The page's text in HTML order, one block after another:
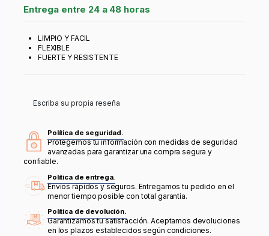
Entrega entre 24 a 48 horas
LIMPIO Y FACIL
FLEXIBLE
FUERTE Y RESISTENTE
Escriba su propia reseña
Política de seguridad.
Protegemos tu información con medidas de seguridad
avanzadas para garantizar una compra segura y
confiable.
Política de entrega.
Envíos rápidos y seguros. Entregamos tu pedido en el
menor tiempo posible con total garantía.
Política de devolución.
Garantizamos tu satisfacción. Aceptamos devoluciones
en los plazos establecidos según condiciones.